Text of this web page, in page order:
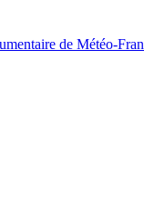
de Météo-